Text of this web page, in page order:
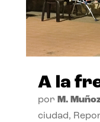
A la
por M.
ciudad,